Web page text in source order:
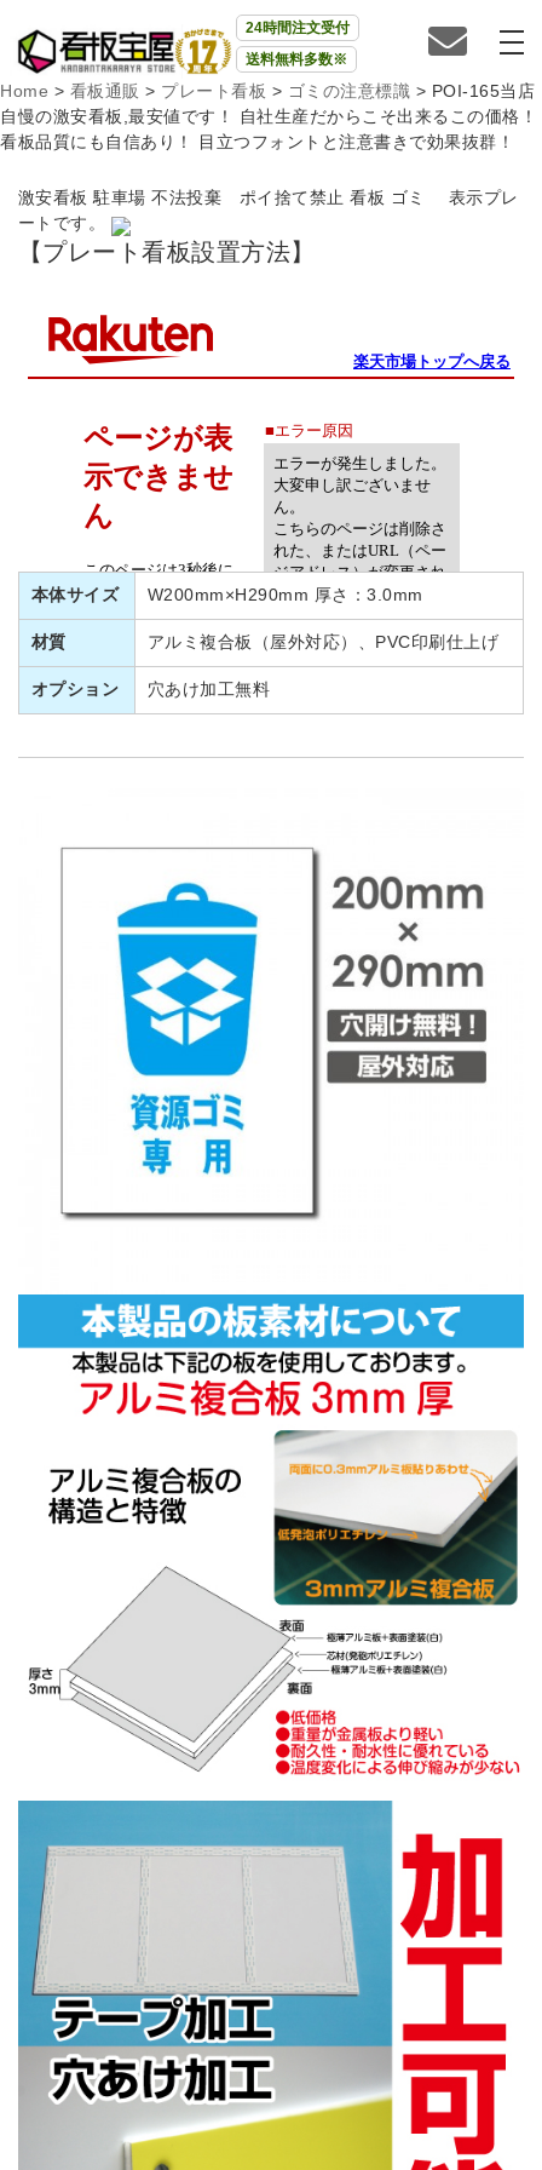
24時間注文受付
送料無料多数※
Home > 看板通販 > プレート看板 > ゴミの注意標識 > POI-165当店
自慢の激安看板,最安値です！ 自社生産だからこそ出来るこの価格！
看板品質にも自信あり！ 目立つフォントと注意書きで効果抜群！
激安看板 駐車場 不法投棄 ポイ捨て禁止 看板 ゴミ 表示プレ
ートです。
【プレート看板設置方法】
本体サイズ W200mm×H290mm 厚さ：3.0mm
材質 アルミ複合板（屋外対応）、PVC印刷仕上げ
オプション 穴あけ加工無料